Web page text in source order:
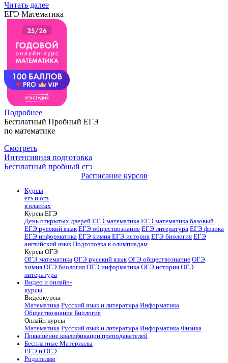
Читать далее
ЕГЭ Математика
Подробнее
Бесплатный Пробный ЕГЭ
по математике
Смотреть
Интенсивная подготовка
Бесплатный пробный егэ
Расписание курсов
Курсы
егэ и огэ
в классах
Курсы ЕГЭ
День открытых дверей ЕГЭ математика ЕГЭ математика базовый
ЕГЭ русский язык ЕГЭ обществознание ЕГЭ литература ЕГЭ физика
ЕГЭ информатика ЕГЭ химия ЕГЭ история ЕГЭ биология ЕГЭ
английский язык Подготовка к олимпиадам
Курсы ОГЭ
ОГЭ математика ОГЭ русский язык ОГЭ обществознание ОГЭ
химия ОГЭ биология ОГЭ информатика ОГЭ история ОГЭ
литература
Видео и онлайн-
курсы
Видеокурсы
Математика Русский язык и литература Информатика
Обществознание Биология
Онлайн курсы
Математика Русский язык и литература Информатика Физика
Повышение квалификации преподавателей
Бесплатные Материалы
ЕГЭ и ОГЭ
Родителям